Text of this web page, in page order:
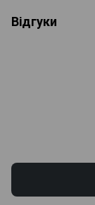
Відгуки